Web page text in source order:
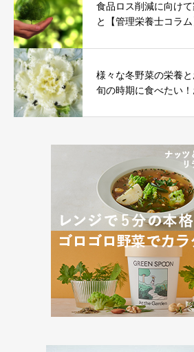
食品ロス削減に向け
と【管理栄養士コラ
様々な冬野菜の栄養
旬の時期に食べたい